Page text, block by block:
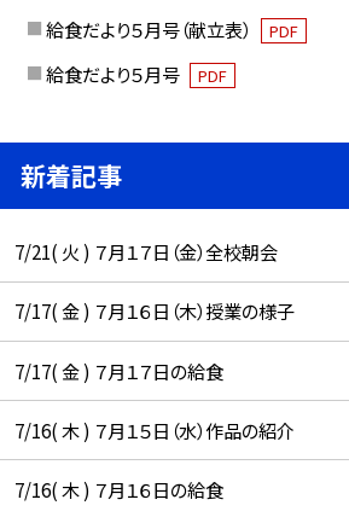
給食だより５月号（献立表） PDF
給食だより５月号 PDF
新着記事
7/21( 火 ) ７月１７日（金）全校朝会
7/17( 金 ) ７月１６日（木）授業の様子
7/17( 金 ) ７月１７日の給食
7/16( 木 ) ７月１５日（水）作品の紹介
7/16( 木 ) ７月１６日の給食